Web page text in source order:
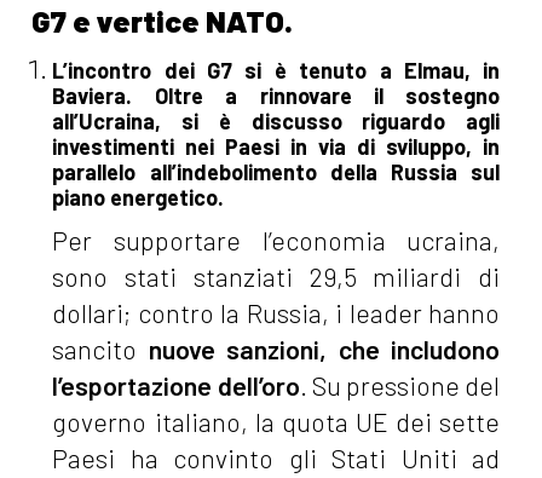
G7 e vertice NATO.
L’incontro dei G7 si è tenuto a Elmau, in
Baviera. Oltre a rinnovare il sostegno
all’Ucraina, si è discusso riguardo agli
investimenti nei Paesi in via di sviluppo, in
parallelo all’indebolimento della Russia sul
piano energetico.
Per supportare l’economia ucraina,
sono stati stanziati 29,5 miliardi di
dollari; contro la Russia, i leader hanno
sancito nuove sanzioni, che includono
l’esportazione dell’oro. Su pressione del
governo italiano, la quota UE dei sette
Paesi ha convinto gli Stati Uniti ad